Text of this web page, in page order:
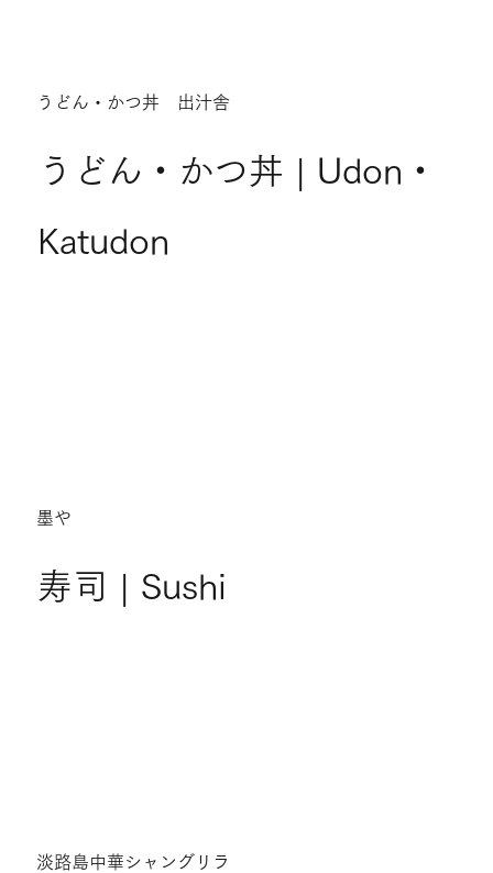
うどん・かつ丼 | Udon・
Katudon
うどん・かつ丼 出汁舎
寿司 | Sushi
墨や
淡路島中華シャングリラ